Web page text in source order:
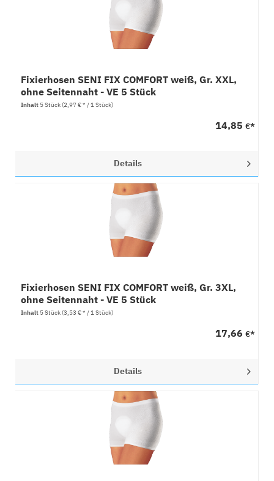
Fixierhosen SENI FIX COMFORT weiß, Gr. XXL,
ohne Seitennaht - VE 5 Stück
Inhalt 5 Stück(2,97 € * / 1 Stück)
14,85 €*
Details
Fixierhosen SENI FIX COMFORT weiß, Gr. 3XL,
ohne Seitennaht - VE 5 Stück
Inhalt 5 Stück(3,53 € * / 1 Stück)
17,66 €*
Details